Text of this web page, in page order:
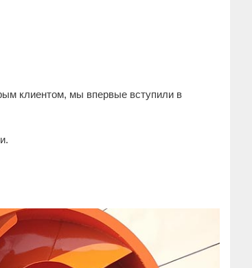
клиентом, мы впервые вступили в